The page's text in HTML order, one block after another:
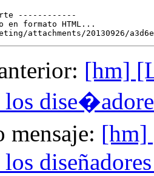
------------
en formato HTML...
[hm]
[hm]